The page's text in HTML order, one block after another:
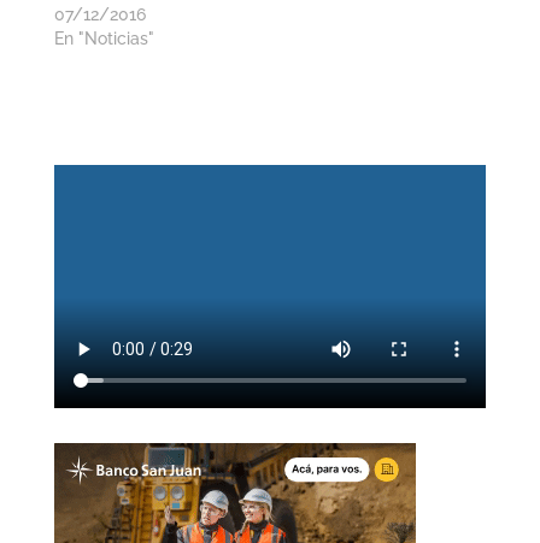
07/12/2016
En "Noticias"